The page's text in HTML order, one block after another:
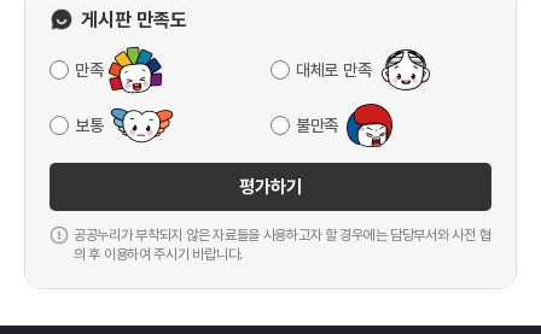
게시판 만족도
만족 대체로 만족
보통 불만족
평가하기
공공누리가 부착되지 않은 자료들을 사용하고자 할 경우에는 담당부서와 사전 협
의 후 이용하여 주시기 바랍니다.